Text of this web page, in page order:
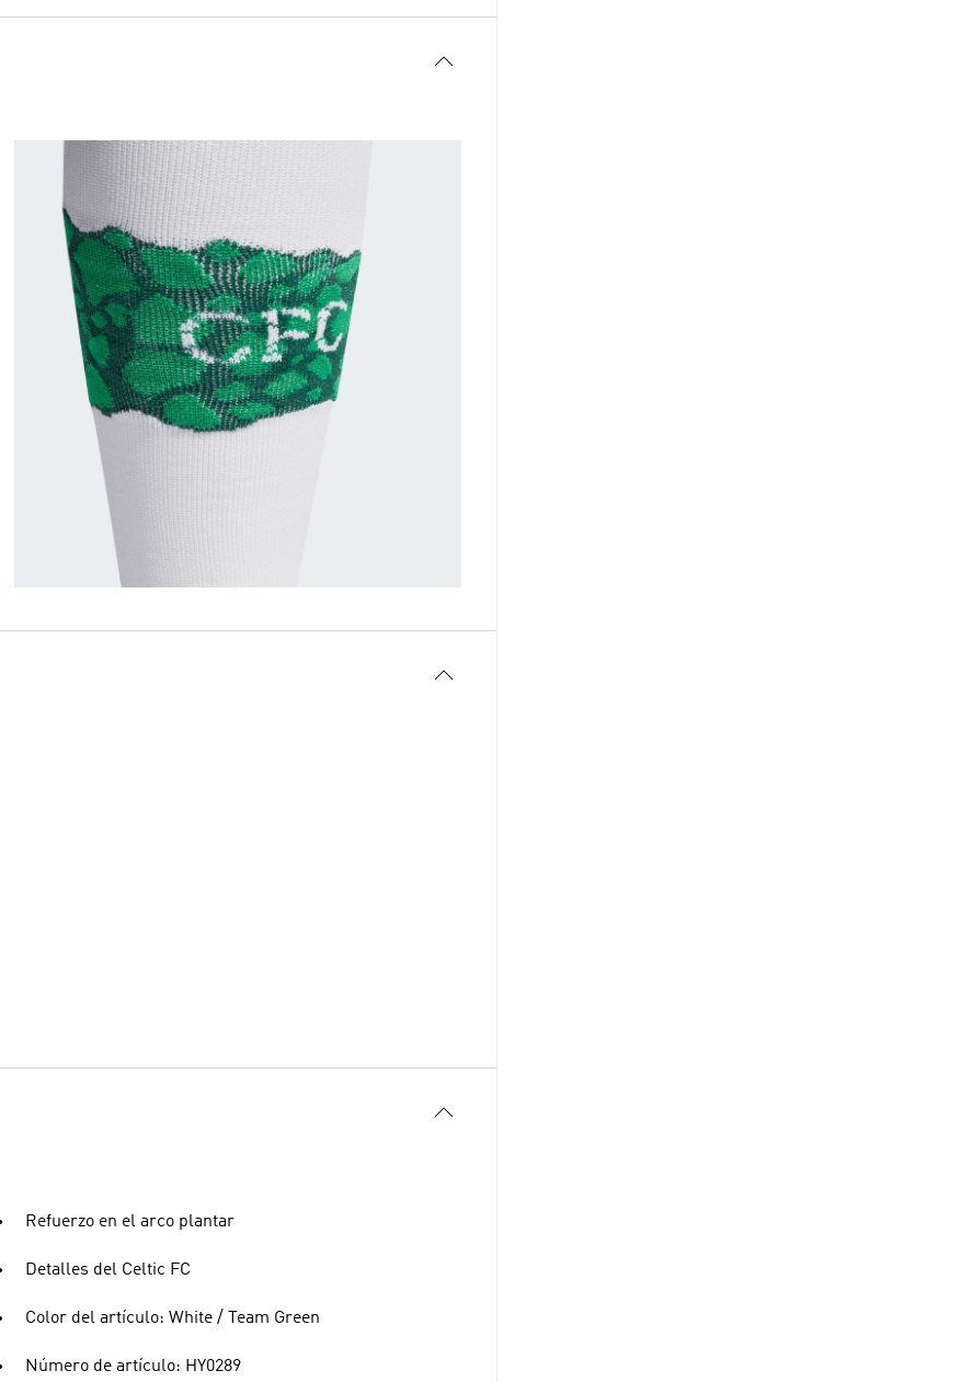
Refuerzo en el arco plantar
Detalles del Celtic FC
Color del artículo: White / Team Green
Número de artículo: HY0289